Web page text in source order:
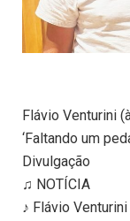
Flávio Venturini
‘Faltando um
Divulgação
♫ NOTÍCIA
♪ Flávio